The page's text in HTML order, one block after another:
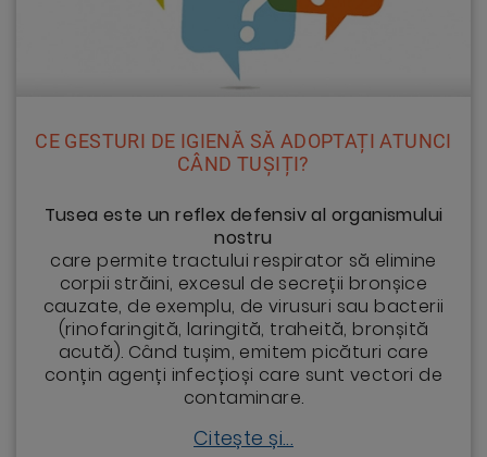
CE GESTURI DE IGIENĂ SĂ ADOPTAȚI ATUNCI
CÂND TUȘIȚI?
Tusea este un reflex defensiv al organismului
nostru
care permite tractului respirator să elimine
corpii străini, excesul de secreții bronșice
cauzate, de exemplu, de virusuri sau bacterii
(rinofaringită, laringită, traheită, bronșită
acută). Când tușim, emitem picături care
conțin agenți infecțioși care sunt vectori de
contaminare.
Citește și...